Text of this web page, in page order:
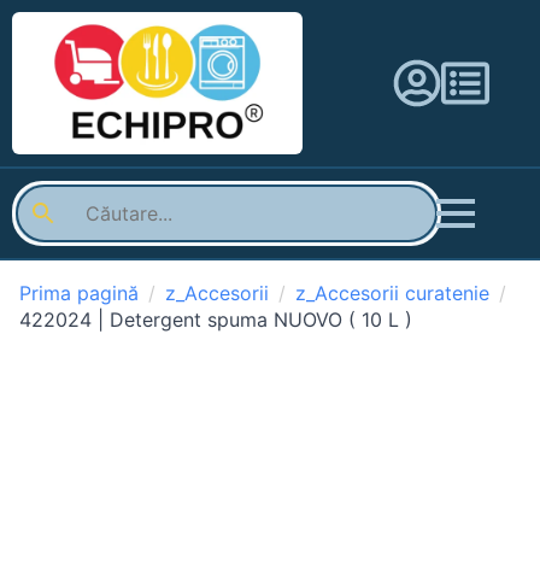
Prima pagină z_Accesorii
z_Accesorii curatenie
422024 | Detergent spuma NUOVO ( 10 L )